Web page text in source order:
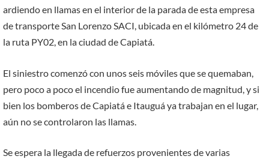
ardiendo en llamas en el interior de la parada de esta empresa
de transporte San Lorenzo SACI, ubicada en el kilómetro 24 de
la ruta PY02, en la ciudad de Capiatá.
El siniestro comenzó con unos seis móviles que se quemaban,
pero poco a poco el incendio fue aumentando de magnitud, y si
bien los bomberos de Capiatá e Itauguá ya trabajan en el lugar,
aún no se controlaron las llamas.
Se espera la llegada de refuerzos provenientes de varias